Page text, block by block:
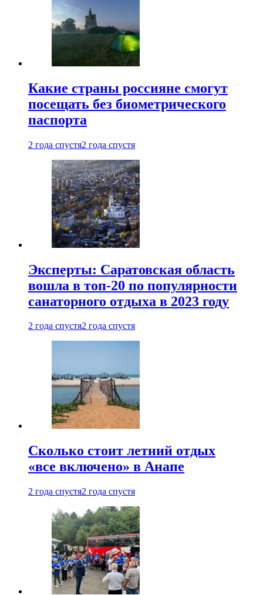
Какие страны россияне смогут
посещать без биометрического
паспорта
2 года спустя2 года спустя
Эксперты: Саратовская область
вошла в топ-20 по популярности
санаторного отдыха в 2023 году
2 года спустя2 года спустя
Сколько стоит летний отдых
«все включено» в Анапе
2 года спустя2 года спустя